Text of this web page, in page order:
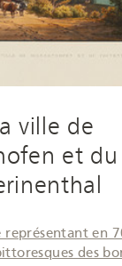
ville de
et
représentant en
des